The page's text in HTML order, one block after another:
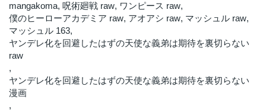
mangakoma, 呪術廻戦 raw, ワンピース raw,
僕のヒーローアカデミア raw, アオアシ raw, マッシュル raw,
マッシュル 163,
ヤンデレ化を回避したはずの天使な義弟は期待を裏切らない
raw
,
ヤンデレ化を回避したはずの天使な義弟は期待を裏切らない
漫画
,